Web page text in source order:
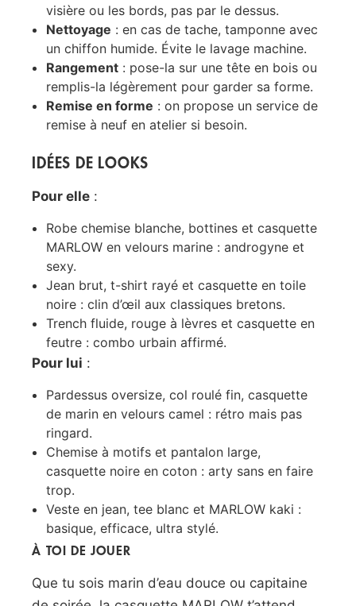
visière ou les bords, pas par le dessus.
Nettoyage : en cas de tache, tamponne avec
un chiffon humide. Évite le lavage machine.
Rangement : pose-la sur une tête en bois ou
remplis-la légèrement pour garder sa forme.
Remise en forme : on propose un service de
remise à neuf en atelier si besoin.
IDÉES DE LOOKS
Pour elle :
Robe chemise blanche, bottines et casquette
MARLOW en velours marine : androgyne et
sexy.
Jean brut, t-shirt rayé et casquette en toile
noire : clin d’œil aux classiques bretons.
Trench fluide, rouge à lèvres et casquette en
feutre : combo urbain affirmé.
Pour lui :
Pardessus oversize, col roulé fin, casquette
de marin en velours camel : rétro mais pas
ringard.
Chemise à motifs et pantalon large,
casquette noire en coton : arty sans en faire
trop.
Veste en jean, tee blanc et MARLOW kaki :
basique, efficace, ultra stylé.
À TOI DE JOUER
Que tu sois marin d’eau douce ou capitaine